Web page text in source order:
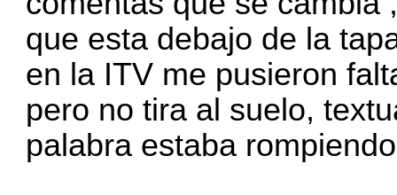
que esta debajo de la
en la ITV me pusieron
pero no tira al suelo,
palabra estaba